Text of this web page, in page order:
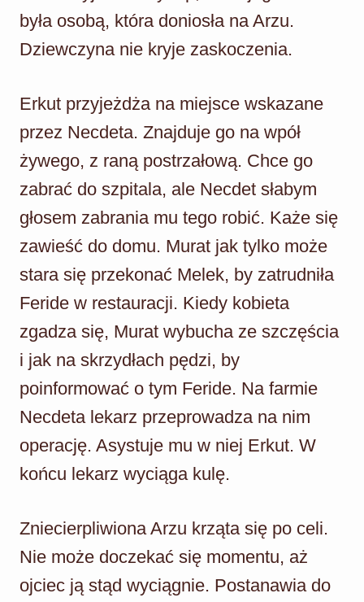
była osobą, która doniosła na Arzu.
Dziewczyna nie kryje zaskoczenia.
Erkut przyjeżdża na miejsce wskazane
przez Necdeta. Znajduje go na wpół
żywego, z raną postrzałową. Chce go
zabrać do szpitala, ale Necdet słabym
głosem zabrania mu tego robić. Każe się
zawieść do domu. Murat jak tylko może
stara się przekonać Melek, by zatrudniła
Feride w restauracji. Kiedy kobieta
zgadza się, Murat wybucha ze szczęścia
i jak na skrzydłach pędzi, by
poinformować o tym Feride. Na farmie
Necdeta lekarz przeprowadza na nim
operację. Asystuje mu w niej Erkut. W
końcu lekarz wyciąga kulę.
Zniecierpliwiona Arzu krząta się po celi.
Nie może doczekać się momentu, aż
ojciec ją stąd wyciągnie. Postanawia do